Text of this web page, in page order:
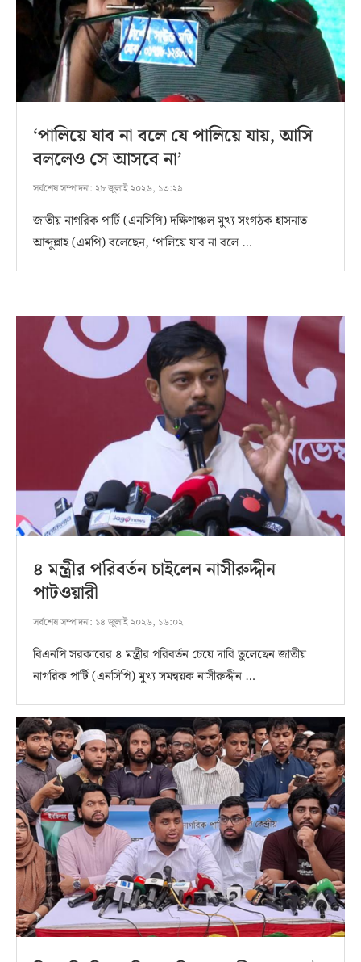
‘পালিয়ে যাব না বলে যে পালিয়ে যায়, আসি
বললেও সে আসবে না’
সর্বশেষ সম্পাদনা: ২৮ জুলাই ২০২৬, ১৩:২৯
জাতীয় নাগরিক পার্টি (এনসিপি) দক্ষিণাঞ্চল মুখ্য সংগঠক হাসনাত
আব্দুল্লাহ (এমপি) বলেছেন, ‘পালিয়ে যাব না বলে …
৪ মন্ত্রীর পরিবর্তন চাইলেন নাসীরুদ্দীন
পাটওয়ারী
সর্বশেষ সম্পাদনা: ১৪ জুলাই ২০২৬, ১৬:০২
বিএনপি সরকারের ৪ মন্ত্রীর পরিবর্তন চেয়ে দাবি তুলেছেন জাতীয়
নাগরিক পার্টি (এনসিপি) মুখ্য সমন্বয়ক নাসীরুদ্দীন …